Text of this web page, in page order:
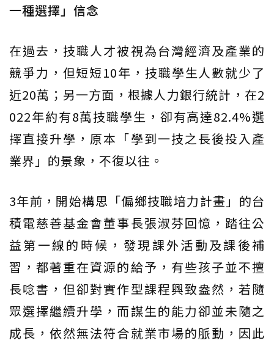
一種選擇」信念
在過去，技職人才被視為台灣經濟及產業的
競爭力，但短短10年，技職學生人數就少了
近20萬；另一方面，根據人力銀行統計，在2
022年約有8萬技職學生，卻有高達82.4%選
擇直接升學，原本「學到一技之長後投入產
業界」的景象，不復以往。
3年前，開始構思「偏鄉技職培力計畫」的台
積電慈善基金會董事長張淑芬回憶，踏往公
益第一線的時候，發現課外活動及課後補
習，都著重在資源的給予，有些孩子並不擅
長唸書，但卻對實作型課程興致盎然，若隨
眾選擇繼續升學，而謀生的能力卻並未隨之
成長，依然無法符合就業市場的脈動，因此